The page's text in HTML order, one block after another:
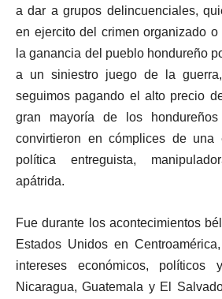
a dar a grupos delincuenciales,
en ejercito del crimen organizado o
la ganancia del pueblo hondureño
a un siniestro juego de la
seguimos pagando el alto precio
gran mayoría de los
convirtieron en cómplices de una
política entreguista,
apátrida.
Fue durante los acontecimientos
Estados Unidos en
intereses económicos, políticos
Nicaragua, Guatemala y El